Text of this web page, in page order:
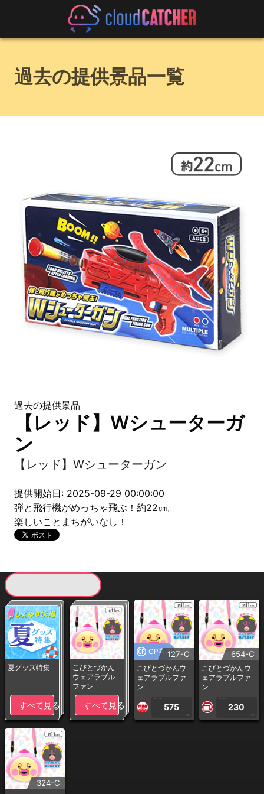
過去の提供景品一覧
過去の提供景品
【レッド】Wシューターガ
ン
【レッド】Wシューターガン
提供開始日: 2025-09-29 00:00:00
弾と飛行機がめっちゃ飛ぶ！約22㎝。
楽しいことまちがいなし！
夏グッズ特集
すべて見る
こびとづかん
ウェアラブル
ファン
すべて見る
CP専用127-C
こびとづかんウ
ェアラブルファ
ン
1PLAY
575
CP
654-C
こびとづかんウ
ェアラブルファ
ン
1PLAY
230
CP
324-C